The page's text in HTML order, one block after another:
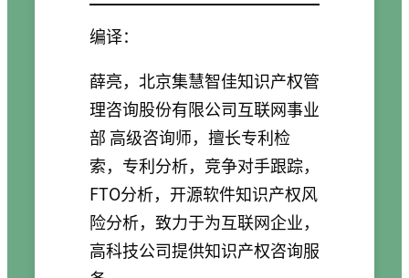
编译：
薛亮，北京集慧智佳知识产权管
理咨询股份有限公司互联网事业
部 高级咨询师，擅长专利检
索，专利分析，竞争对手跟踪，
FTO分析，开源软件知识产权风
险分析，致力于为互联网企业，
高科技公司提供知识产权咨询服